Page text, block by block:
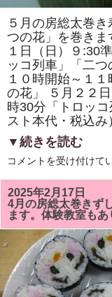
験
教
室
も
あ
り
ま
す。
は
５月の房総太巻
つの花」を巻きま
１日（日）９:30
ッコ列車」「二
１０時開始～１
の花」 ５月２２
時30分「トロッ
スト本代・税込み
▼続きを読む
5
の
房
総
太
巻
き
し
室
で
は
コメントを受け付けて
2025年2月17日
4月の房総太巻きず
ます。体験教室もあ